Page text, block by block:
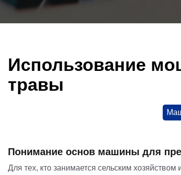
Использование
травы
Понимание основ машины для
Для тех, кто занимается сельским